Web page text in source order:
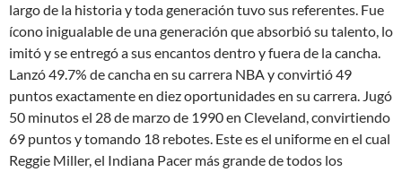
largo de la historia y toda generación tuvo sus referentes. Fue
ícono inigualable de una generación que absorbió su talento, lo
imitó y se entregó a sus encantos dentro y fuera de la cancha.
Lanzó 49.7% de cancha en su carrera NBA y convirtió 49
puntos exactamente en diez oportunidades en su carrera. Jugó
50 minutos el 28 de marzo de 1990 en Cleveland, convirtiendo
69 puntos y tomando 18 rebotes. Este es el uniforme en el cual
Reggie Miller, el Indiana Pacer más grande de todos los